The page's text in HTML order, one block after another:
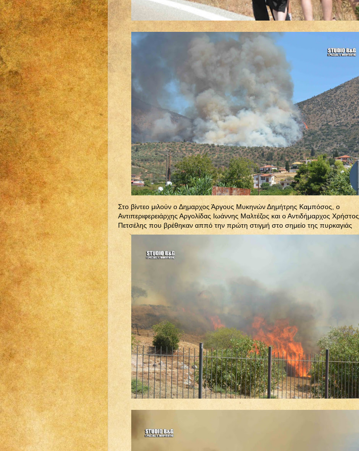
Στο βίντεο μιλούν ο Δημαρχος Άργους Μυκηνών Δημήτρης Καμπόσος, ο
Αντιπεριφερειάρχης Αργολίδας Ιωάννης Μαλτέζος και ο Αντιδήμαρχος Χρήστος
Πετσέλης που βρέθηκαν αππό την πρώτη στιγμή στο σημείο της πυρκαγιάς